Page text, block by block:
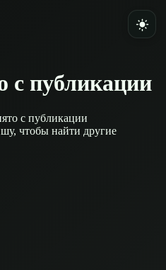
с публикации
с публикации
чтобы найти другие